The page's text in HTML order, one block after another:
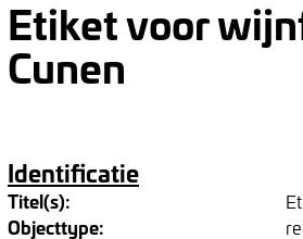
Etiket voor
Cunen
Identificatie
Titel(s):
Objecttype: